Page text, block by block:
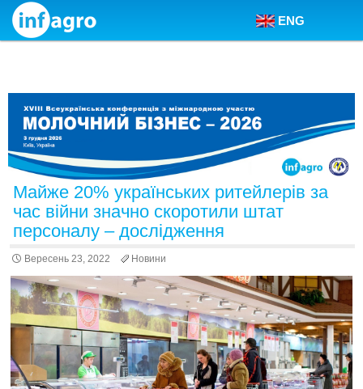
Skip to content
ENG
Майже 20% українських ритейлерів за
час війни значно скоротили штат
персоналу – дослідження
Вересень 23, 2022 Новини